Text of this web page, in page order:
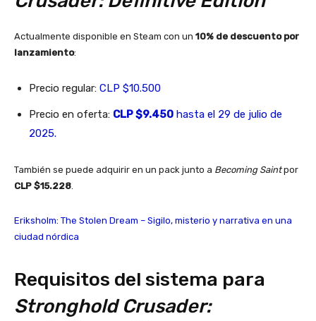
Actualmente disponible en Steam con un 10% de descuento por
lanzamiento:
Precio regular: CLP $10.500
Precio en oferta: CLP $9.450 hasta el 29 de julio de
2025.
También se puede adquirir en un pack junto a Becoming Saintpor
CLP $15.228.
Eriksholm: The Stolen Dream – Sigilo, misterio y narrativa en una
ciudad nórdica
Requisitos del sistema para
Stronghold Crusader: